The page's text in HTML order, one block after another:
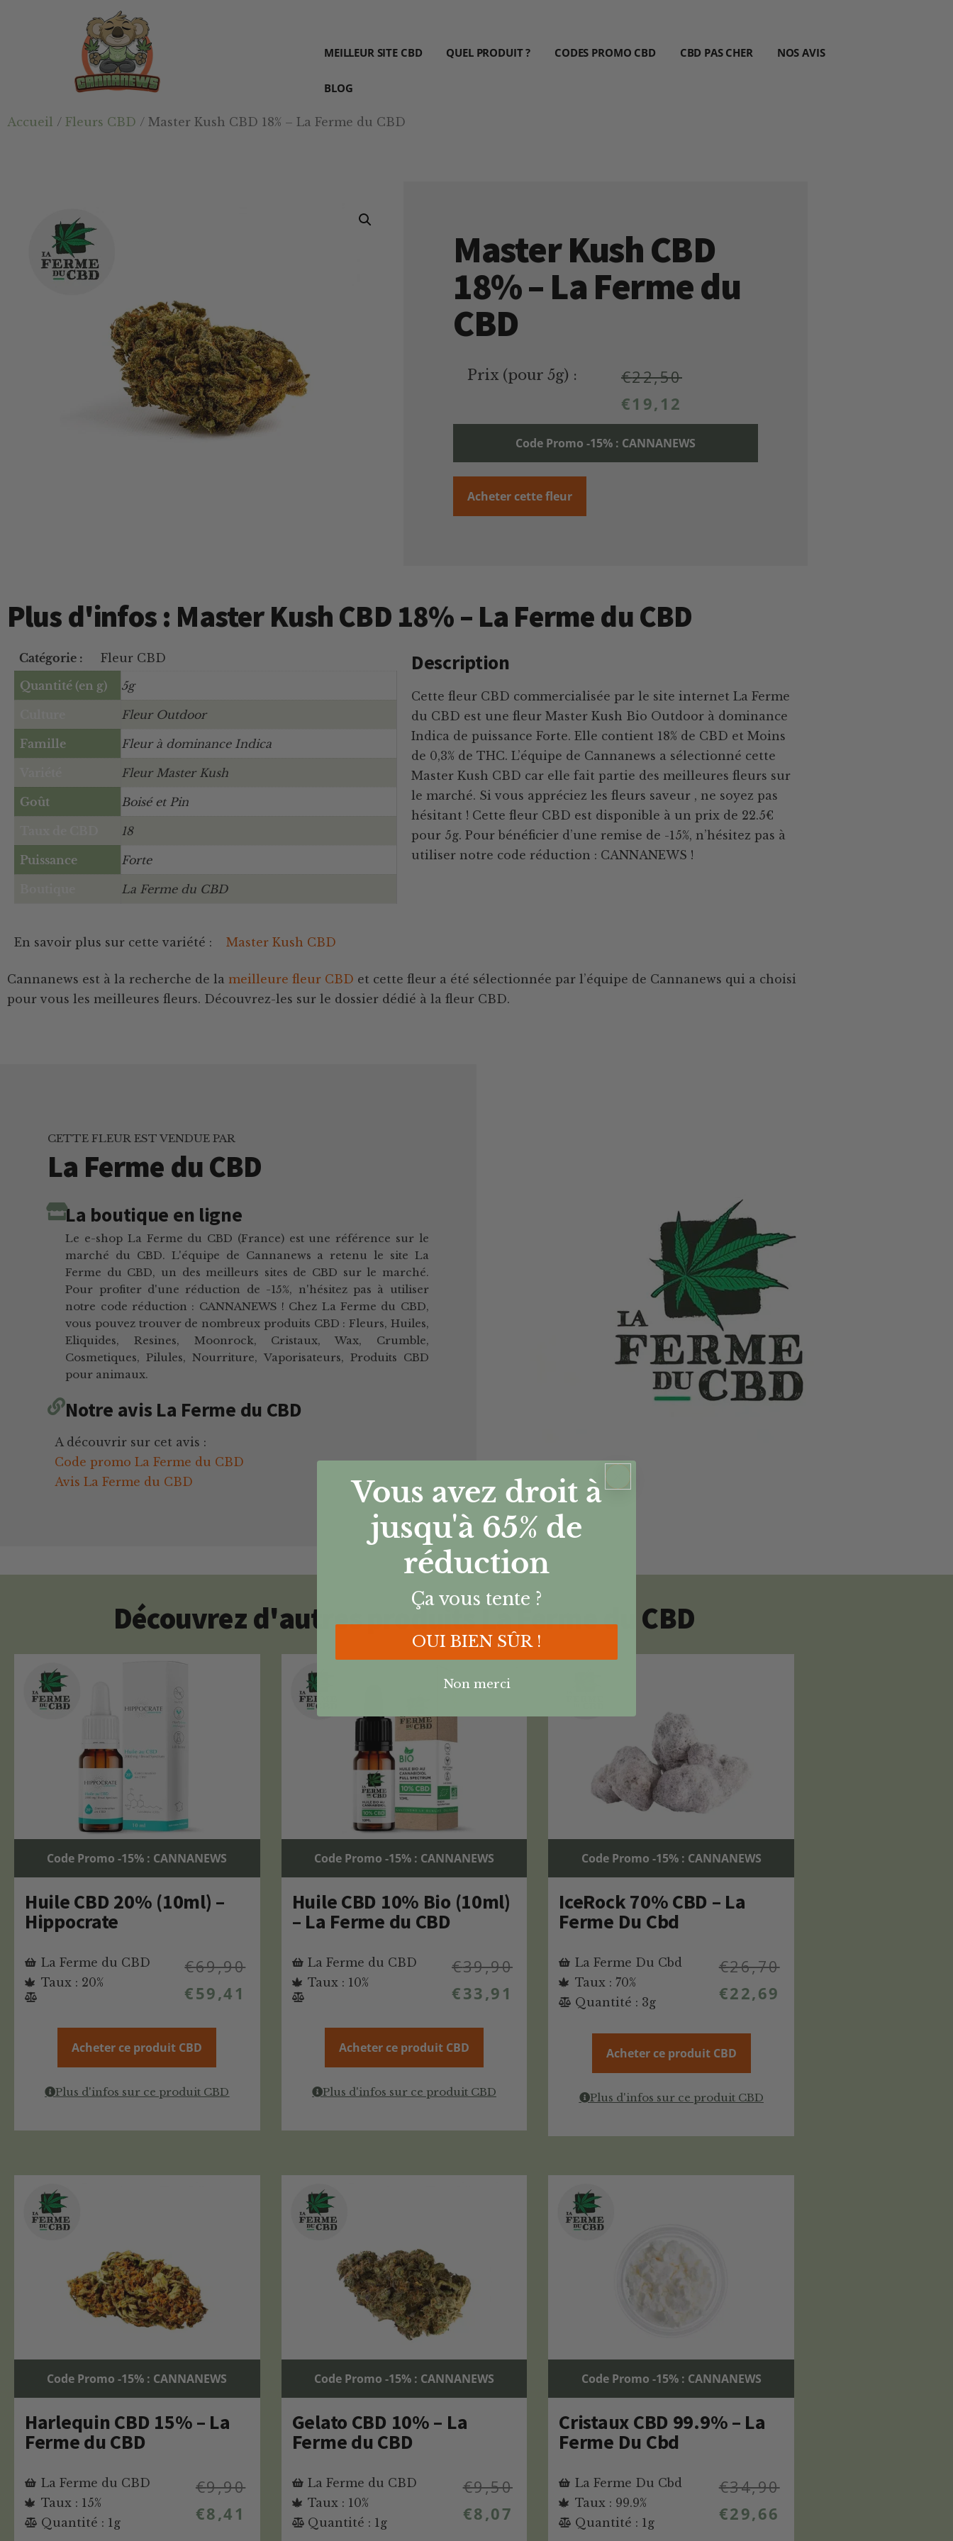
Cannanews.fr
MEILLEUR SITE CBD QUEL PRODUIT ? CODES PROMO CBD CBD PAS CHER NOS AVIS
BLOG
Accueil / Fleurs CBD / Master Kush CBD 18% – La Ferme du CBD
Master Kush CBD
18% – La Ferme du
CBD
Prix (pour 5g) : €22,50
€19,12
Code Promo -15% : CANNANEWS
Acheter cette fleur
Plus d'infos : Master Kush CBD 18% – La Ferme du CBD
Catégorie :
Fleur CBD
Quantité (en g)
5g
Fleur Outdoor
Famille Fleur à dominance Indica
Fleur Master Kush
Goût Boisé et Pin
18
Puissance Forte
La Ferme du CBD
En savoir plus sur cette variété : Master Kush CBD
Description
Cette fleur CBD commercialisée par le site internet La Ferme
du CBD est une fleur Master Kush Bio Outdoor à dominance
Indica de puissance Forte. Elle contient 18% de CBD et Moins
de 0,3% de THC. L’équipe de Cannanews a sélectionné cette
Master Kush CBD car elle fait partie des meilleures fleurs sur
le marché. Si vous appréciez les fleurs saveur , ne soyez pas
hésitant ! Cette fleur CBD est disponible à un prix de 22.5€
pour 5g. Pour bénéficier d’une remise de -15%, n’hésitez pas à
utiliser notre code réduction : CANNANEWS !
Cannanews est à la recherche de la meilleure fleur CBD et cette fleur a été sélectionnée par l’équipe de Cannanews qui a choisi
pour vous les meilleures fleurs. Découvrez-les sur le dossier dédié à la fleur CBD.
CETTE FLEUR EST VENDUE PAR
La Ferme du CBD
La boutique en ligne
Le e-shop La Ferme du CBD (France) est une référence sur le
marché du CBD. L'équipe de Cannanews a retenu le site La
Ferme du CBD, un des meilleurs sites de CBD sur le marché.
Pour profiter d'une réduction de -15%, n'hésitez pas à utiliser
notre code réduction : CANNANEWS ! Chez La Ferme du CBD,
vous pouvez trouver de nombreux produits CBD : Fleurs, Huiles,
Eliquides, Resines, Moonrock, Cristaux, Wax, Crumble,
Cosmetiques, Pilules, Nourriture, Vaporisateurs, Produits CBD
pour animaux.
Notre avis La Ferme du CBD
A découvrir sur cet avis :
Code promo La Ferme du CBD
Avis La Ferme du CBD
Découvrez d'autres produits La Ferme du CBD
Code Promo -15% : CANNANEWS
Huile CBD 20% (10ml) –
Hippocrate
La Ferme du CBD
Taux : 20%
€69,90
€59,41
Acheter ce produit CBD
Plus d'infos sur ce produit CBD
Code Promo -15% : CANNANEWS
Huile CBD 10% Bio (10ml)
– La Ferme du CBD
La Ferme du CBD
Taux : 10%
€39,90
€33,91
Acheter ce produit CBD
Plus d'infos sur ce produit CBD
Code Promo -15% : CANNANEWS
IceRock 70% CBD – La
Ferme Du Cbd
La Ferme Du Cbd
Taux : 70%
Quantité : 3g
€26,70
€22,69
Acheter ce produit CBD
Plus d'infos sur ce produit CBD
Code Promo -15% : CANNANEWS
Harlequin CBD 15% – La
Ferme du CBD
La Ferme du CBD
Taux : 15%
Quantité : 1g
€9,90
€8,41
Code Promo -15% : CANNANEWS
Gelato CBD 10% – La
Ferme du CBD
La Ferme du CBD
Taux : 10%
Quantité : 1g
€9,50
€8,07
Code Promo -15% : CANNANEWS
Cristaux CBD 99.9% – La
Ferme Du Cbd
La Ferme Du Cbd
Taux : 99.9%
Quantité : 1g
€34,90
€29,66
Vous avez droit à
jusqu'à 65% de
réduction
Ça vous tente ?
OUI BIEN SÛR !
Non merci